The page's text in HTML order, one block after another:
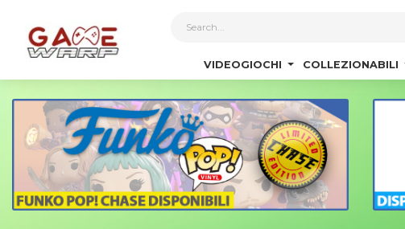
VIDEOGIOCHI COLLEZIONABILI